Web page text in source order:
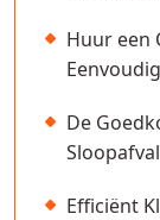
Huur een
De
Efficiënt